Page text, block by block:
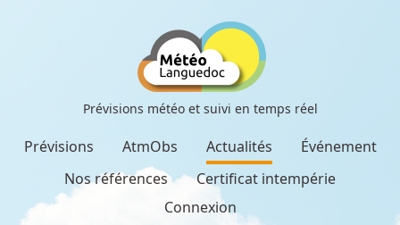
Prévisions météo et suivi en temps réel
Prévisions AtmObs Actualités
Événement
Nos références
Certificat intempérie
Connexion